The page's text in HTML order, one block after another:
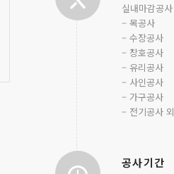
실내마감공사
– 목공사
– 수장공사
– 창호공사
– 유리공사
– 사인공사
– 가구공사
– 전기공사 외
공사기간